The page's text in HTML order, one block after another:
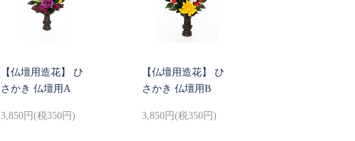
【仏壇用造花】 ひ
さかき 仏壇用A
3,850円(税350円)
【仏壇用造花】 ひ
さかき 仏壇用B
3,850円(税350円)